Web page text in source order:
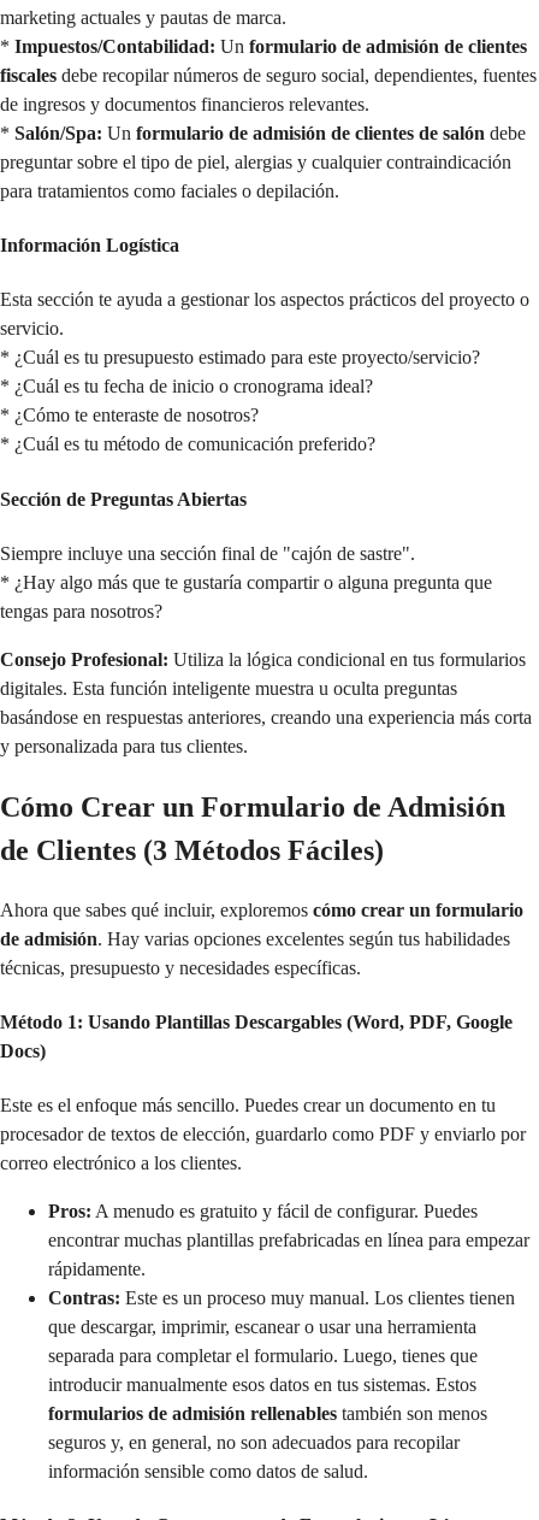
marketing actuales y pautas de marca.
* Impuestos/Contabilidad: Un formulario de admisión de clientes
fiscales debe recopilar números de seguro social, dependientes, fuentes
de ingresos y documentos financieros relevantes.
* Salón/Spa: Un formulario de admisión de clientes de salón debe
preguntar sobre el tipo de piel, alergias y cualquier contraindicación
para tratamientos como faciales o depilación.
Información Logística
Esta sección te ayuda a gestionar los aspectos prácticos del proyecto o
servicio.
* ¿Cuál es tu presupuesto estimado para este proyecto/servicio?
* ¿Cuál es tu fecha de inicio o cronograma ideal?
* ¿Cómo te enteraste de nosotros?
* ¿Cuál es tu método de comunicación preferido?
Sección de Preguntas Abiertas
Siempre incluye una sección final de "cajón de sastre".
* ¿Hay algo más que te gustaría compartir o alguna pregunta que
tengas para nosotros?
Consejo Profesional: Utiliza la lógica condicional en tus formularios
digitales. Esta función inteligente muestra u oculta preguntas
basándose en respuestas anteriores, creando una experiencia más corta
y personalizada para tus clientes.
Cómo Crear un Formulario de Admisión
de Clientes (3 Métodos Fáciles)
Ahora que sabes qué incluir, exploremos cómo crear un formulario
de admisión. Hay varias opciones excelentes según tus habilidades
técnicas, presupuesto y necesidades específicas.
Método 1: Usando Plantillas Descargables (Word, PDF, Google
Docs)
Este es el enfoque más sencillo. Puedes crear un documento en tu
procesador de textos de elección, guardarlo como PDF y enviarlo por
correo electrónico a los clientes.
Pros: A menudo es gratuito y fácil de configurar. Puedes
encontrar muchas plantillas prefabricadas en línea para empezar
rápidamente.
Contras: Este es un proceso muy manual. Los clientes tienen
que descargar, imprimir, escanear o usar una herramienta
separada para completar el formulario. Luego, tienes que
introducir manualmente esos datos en tus sistemas. Estos
formularios de admisión rellenables también son menos
seguros y, en general, no son adecuados para recopilar
información sensible como datos de salud.